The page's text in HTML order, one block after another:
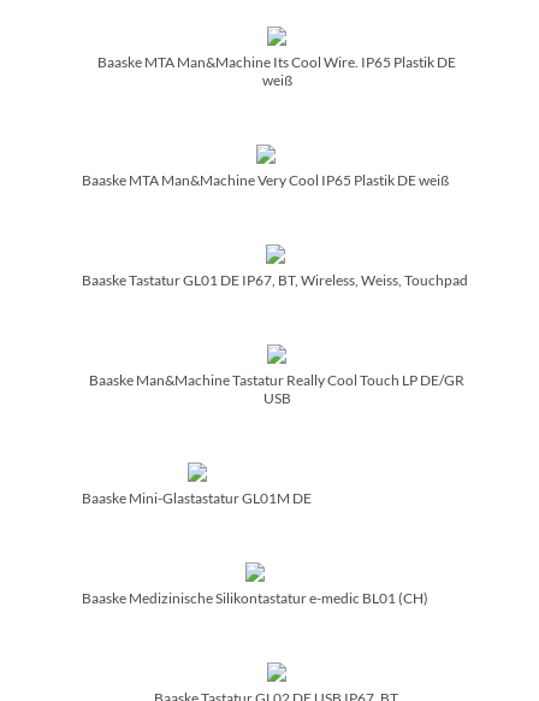
Baaske MTA Man&Machine Its Cool Wire. IP65 Plastik DE
weiß
Baaske MTA Man&Machine Very Cool IP65 Plastik DE weiß
Baaske Tastatur GL01 DE IP67, BT, Wireless, Weiss, Touchpad
Baaske Man&Machine Tastatur Really Cool Touch LP DE/­GR
USB
Baaske Mini-Glastastatur GL01M DE
Baaske Medizinische Silikontastatur e-medic BL01 (CH)